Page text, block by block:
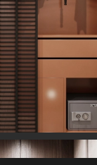
Цены
материалов
на обработку